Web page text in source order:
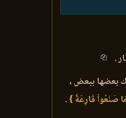
.
بعضها ببعض ،
صَنَعُواْ قَارِعَةٌ }.